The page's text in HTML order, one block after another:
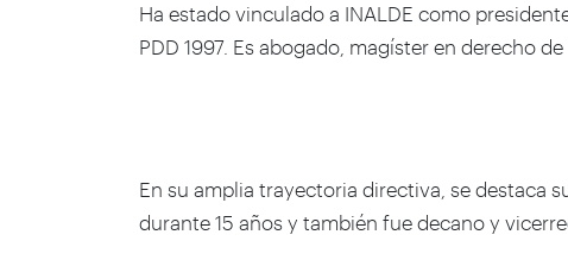
Ha estado vinculado a INALDE como
PDD 1997. Es abogado, magíster en derecho
En su amplia trayectoria directiva, se destaca
durante 15 años y también fue decano y